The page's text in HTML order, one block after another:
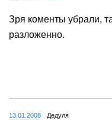
Зря коменты убрали,
разложенно.
13.01.2008 Дедуля